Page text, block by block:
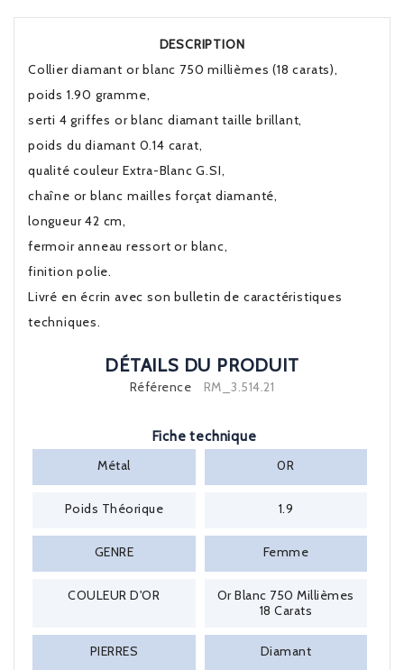
DESCRIPTION
Collier diamant or blanc 750 millièmes (18 carats),
poids 1.90 gramme,
serti 4 griffes or blanc diamant taille brillant,
poids du diamant 0.14 carat,
qualité couleur Extra-Blanc G.SI,
chaîne or blanc mailles forçat diamanté,
longueur 42 cm,
fermoir anneau ressort or blanc,
finition polie.
Livré en écrin avec son bulletin de caractéristiques
techniques.
DÉTAILS DU PRODUIT
Référence RM_3.514.21
Fiche technique
Métal
0R
Poids Théorique 1.9
GENRE Femme
COULEUR D'OR
Or Blanc 750 Millièmes
18 Carats
PIERRES Diamant